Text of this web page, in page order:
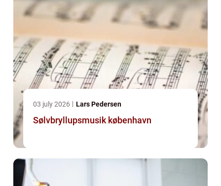
03 july 2026 Lars Pedersen
Sølvbryllupsmusik københavn